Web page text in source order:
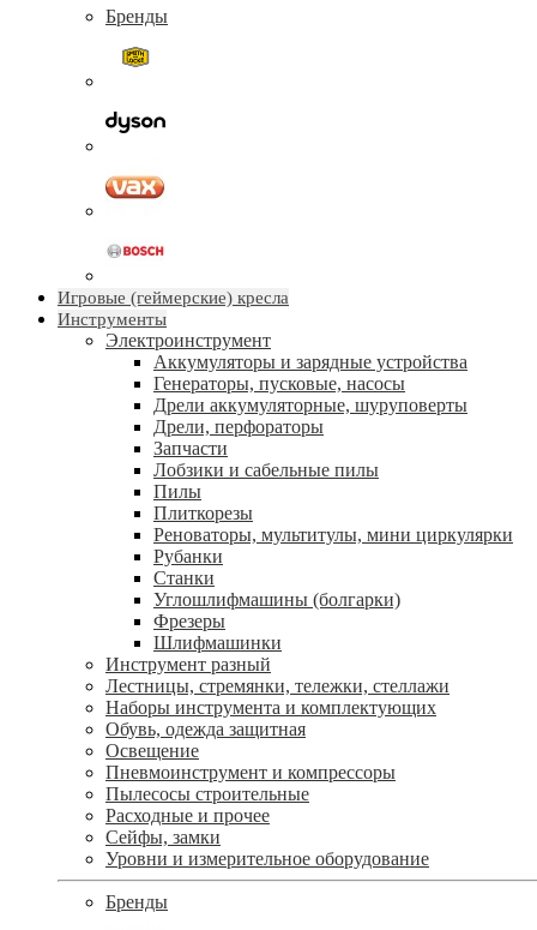
Бренды
Игровые (геймерские) кресла
Инструменты
Электроинструмент
Аккумуляторы и зарядные устройства
Генераторы, пусковые, насосы
Дрели аккумуляторные, шуруповерты
Дрели, перфораторы
Запчасти
Лобзики и сабельные пилы
Пилы
Плиткорезы
Реноваторы, мультитулы, мини циркулярки
Рубанки
Станки
Углошлифмашины (болгарки)
Фрезеры
Шлифмашинки
Инструмент разный
Лестницы, стремянки, тележки, стеллажи
Наборы инструмента и комплектующих
Обувь, одежда защитная
Освещение
Пневмоинструмент и компрессоры
Пылесосы строительные
Расходные и прочее
Сейфы, замки
Уровни и измерительное оборудование
Бренды